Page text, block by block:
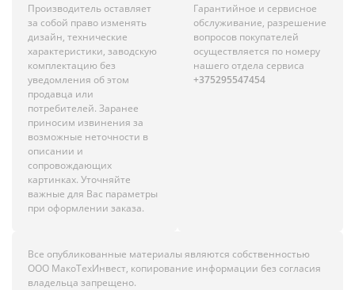
Производитель оставляет
за собой право изменять
дизайн, технические
характеристики, заводскую
комплектацию без
уведомления об этом
продавца или
потребителей. Заранее
приносим извинения за
возможные неточности в
описании и
сопровождающих
картинках. Уточняйте
важные для Вас параметры
при оформлении заказа.
Гарантийное и сервисное
обслуживание, разрешение
вопросов покупателей
осуществляется по номеру
нашего отдела сервиса
+375295547454
Все опубликованные материалы являются собственностью
ООО МакоТехИнвест, копирование информации без согласия
владельца запрещено.